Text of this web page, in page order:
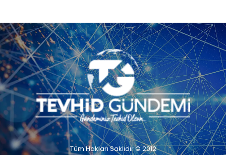
Tüm Hakları Saklıdır © 2012